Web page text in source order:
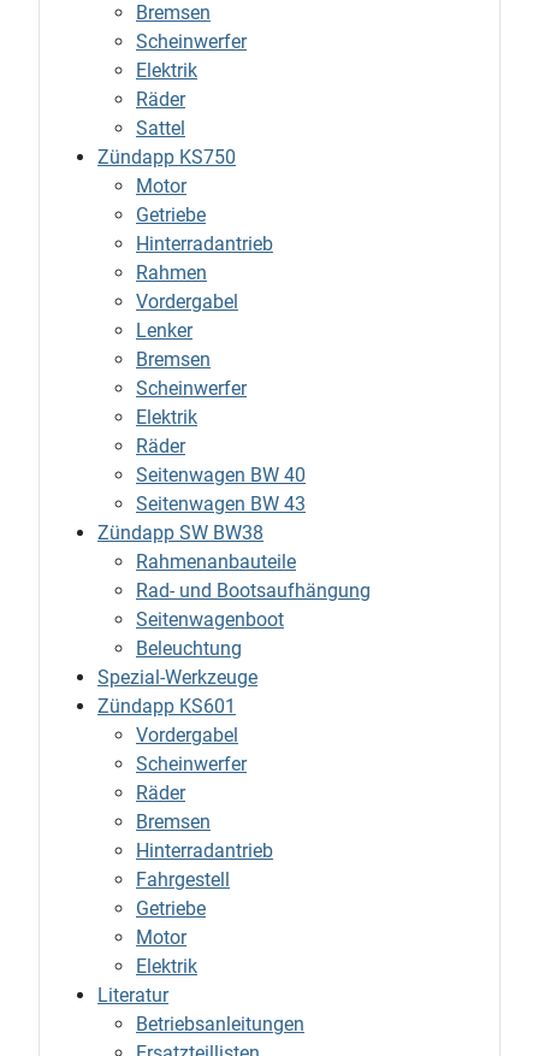
Bremsen
Scheinwerfer
Elektrik
Räder
Sattel
Zündapp KS750
Motor
Getriebe
Hinterradantrieb
Rahmen
Vordergabel
Lenker
Bremsen
Scheinwerfer
Elektrik
Räder
Seitenwagen BW 40
Seitenwagen BW 43
Zündapp SW BW38
Rahmenanbauteile
Rad- und Bootsaufhängung
Seitenwagenboot
Beleuchtung
Spezial-Werkzeuge
Zündapp KS601
Vordergabel
Scheinwerfer
Räder
Bremsen
Hinterradantrieb
Fahrgestell
Getriebe
Motor
Elektrik
Literatur
Betriebsanleitungen